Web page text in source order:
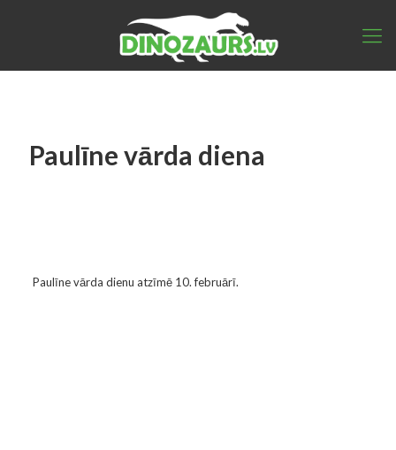
Paulīne vārda diena
Paulīne vārda dienu atzīmē 10. februārī.